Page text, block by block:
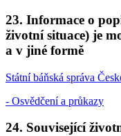
23. Informace o
životní situace) je
a v jiné formě
Státní báňská správa
- Osvědčení a průkazy
24. Související